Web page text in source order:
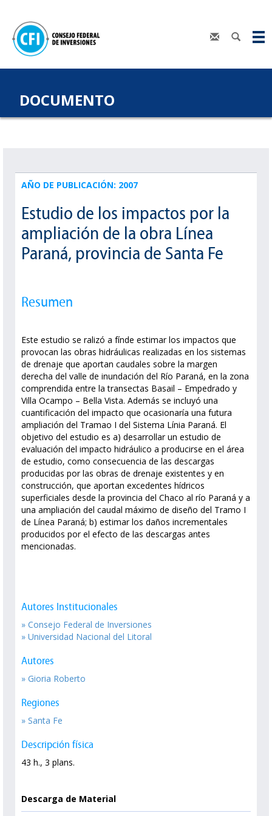
DOCUMENTO
AÑO DE PUBLICACIÓN: 2007
Estudio de los impactos por la
ampliación de la obra Línea
Paraná, provincia de Santa Fe
Resumen
Este estudio se ralizó a fínde estimar los impactos que
provocan las obras hidráulicas realizadas en los sistemas
de drenaje que aportan caudales sobre la margen
derecha del valle de inundación del Río Paraná, en la zona
comprendida entre la transectas Basail – Empedrado y
Villa Ocampo – Bella Vista. Además se incluyó una
cuantificación del impacto que ocasionaría una futura
ampliación del Tramao I del Sistema Línia Paraná. El
objetivo del estudio es a) desarrollar un estudio de
evaluación del impacto hidráulico a producirse en el área
de estudio, como consecuencia de las descargas
producidas por las obras de drenaje existentes y en
construcción, que aportan excedentes hídricos
superficiales desde la provincia del Chaco al río Paraná y a
una ampliación del caudal máximo de diseño del Tramo I
de Línea Paraná; b) estimar los daños incrementales
producidos por el efecto de las descargas antes
mencionadas.
Autores Institucionales
» Consejo Federal de Inversiones
» Universidad Nacional del Litoral
Autores
» Gioria Roberto
Regiones
» Santa Fe
Descripción física
43 h., 3 plans.
Descarga de Material